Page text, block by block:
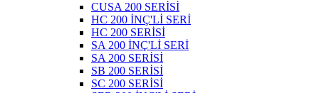
CUSA 200 SERİSİ
HC 200 İNÇ'Lİ SERİ
HC 200 SERİSİ
SA 200 İNÇ'Lİ SERİ
SA 200 SERİSİ
SB 200 SERİSİ
SC 200 SERİSİ